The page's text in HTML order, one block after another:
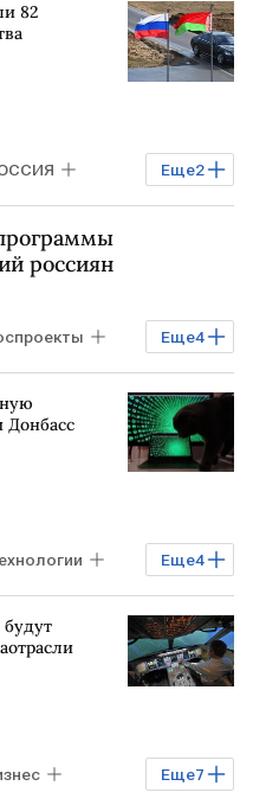
82
Еще2
россиян
Еще4
Еще4
атака
Еще7